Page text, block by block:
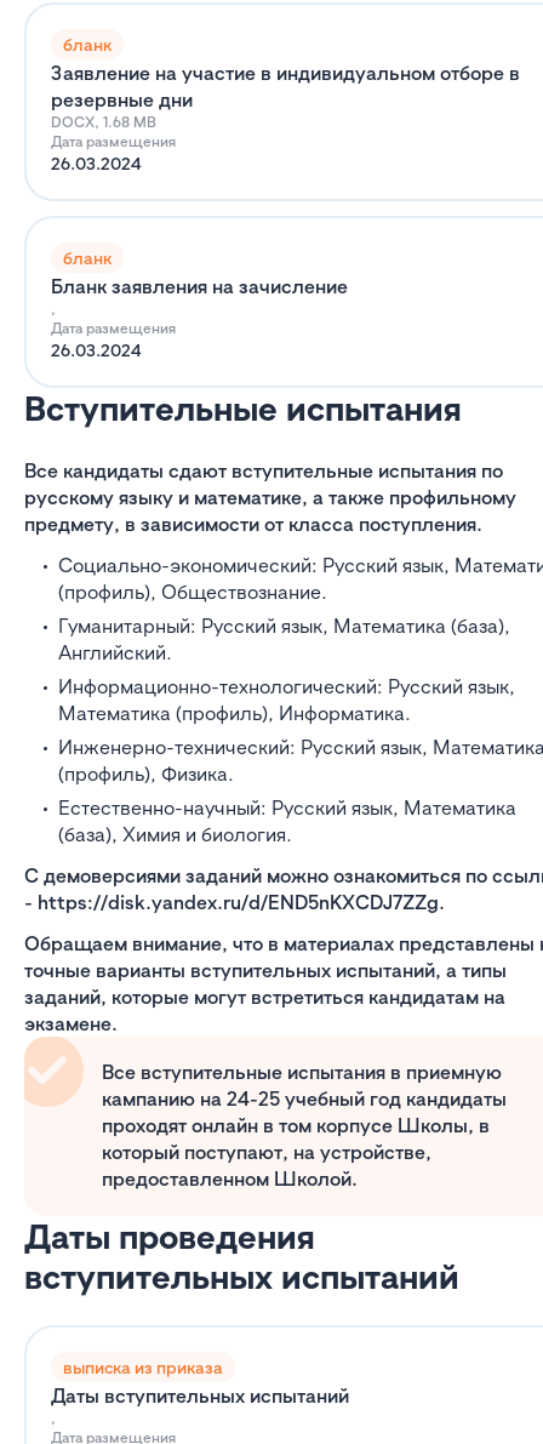
бланк
Заявление на участие в индивидуальном отборе в
резервные дни
DOCX, 1.68 MB
Дата размещения
26.03.2024
бланк
Бланк заявления на зачисление
,
Дата размещения
26.03.2024
Вступительные испытания
Все кандидаты сдают вступительные испытания по
русскому языку и математике, а также профильному
предмету, в зависимости от класса поступления.
Социально-экономический: Русский язык,
(профиль), Обществознание.
Гуманитарный: Русский язык, Математика (база),
Английский.
Информационно-технологический: Русский язык,
Математика (профиль), Информатика.
Инженерно-технический: Русский язык,
(профиль), Физика.
Естественно-научный: Русский язык, Математика
(база), Химия и биология.
С демоверсиями заданий можно ознакомиться по
- https://disk.yandex.ru/d/END5nKXCDJ7ZZg.
Обращаем внимание, что в материалах представлены
точные варианты вступительных испытаний, а типы
заданий, которые могут встретиться кандидатам на
экзамене.
Все вступительные испытания в приемную
кампанию на 24-25 учебный год кандидаты
проходят онлайн в том корпусе Школы, в
который поступают, на устройстве,
предоставленном Школой.
Даты проведения
вступительных испытаний
выписка из приказа
Даты вступительных испытаний
,
Дата размещения